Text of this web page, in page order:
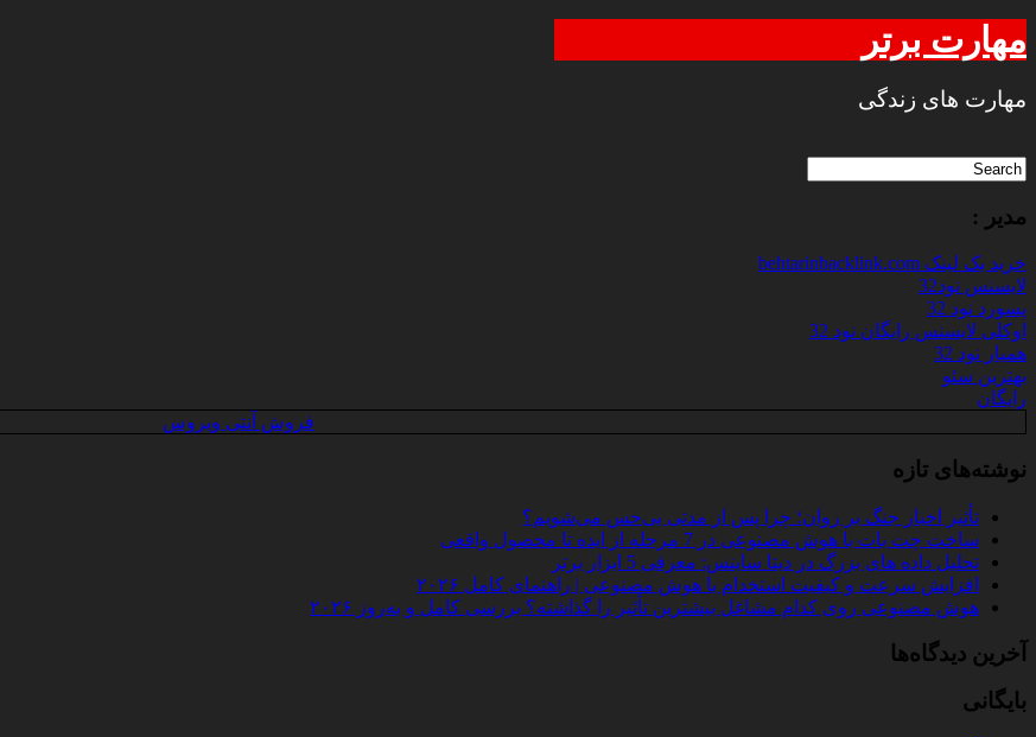
مهارت برتر
مهارت های زندگی
مدیر :
خرید بک لینک behtarinbacklink.com
لایسنس نود32
پسورد نود 32
اوکلی لایسنس رایگان نود 32
همیار نود 32
بهترین سئو
رایگان
فروش آنتی ویروس
نوشته‌های تازه
تأثیر اخبار جنگ بر روان؛ چرا پس از مدتی بی‌حس می‌شویم؟
ساخت چت‌ بات با هوش مصنوعی در 7 مرحله از ایده تا محصول واقعی
تحلیل داده‌ های بزرگ در دیتا ساینس: معرفی 5 ابزار برتر
افزایش سرعت و کیفیت استخدام با هوش مصنوعی | راهنمای کامل ۲۰۲۶
هوش مصنوعی روی کدام مشاغل بیشترین تأثیر را گذاشته؟ بررسی کامل و به‌روز ۲۰۲۶
آخرین دیدگاه‌ها
بایگانی